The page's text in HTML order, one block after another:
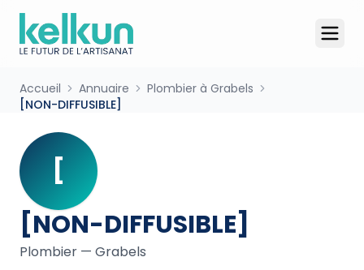
Accueil Annuaire
Plombier à Grabels
[NON-DIFFUSIBLE]
[
[NON-DIFFUSIBLE]
Plombier — Grabels